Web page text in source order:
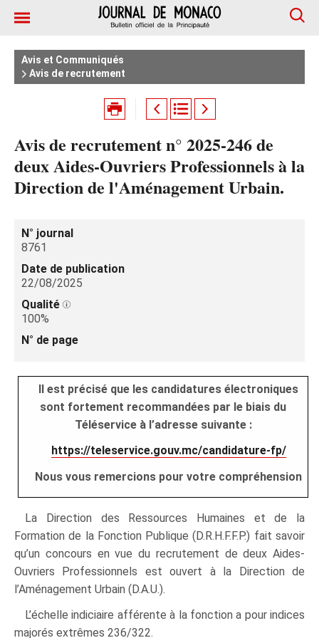
Avis et Communiqués
Avis de recrutement
Avis de recrutement n° 2025-246 de
deux Aides-Ouvriers Professionnels à la
Direction de l'Aménagement Urbain.
N° journal
8761
Date de publication
22/08/2025
Qualité
100%
N° de page
Il est précisé que les candidatures électroniques
sont fortement recommandées par le biais du
Téléservice à l’adresse suivante :
https://teleservice.gouv.mc/candidature-fp/
Nous vous remercions pour votre compréhension
La Direction des Ressources Humaines et de la
Formation de la Fonction Publique (D.R.H.F.F.P.) fait savoir
qu’un concours en vue du recrutement de deux Aides-
Ouvriers Professionnels est ouvert à la Direction de
l’Aménagement Urbain (D.A.U.).
L’échelle indiciaire afférente à la fonction a pour indices
majorés extrêmes 236/322.